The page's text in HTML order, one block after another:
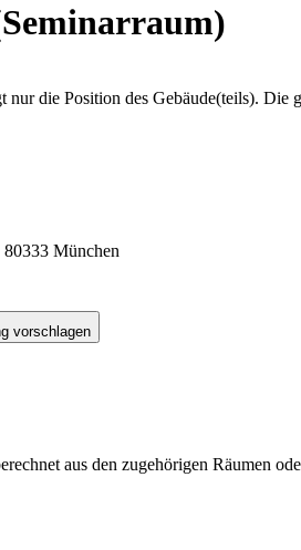
nur die Position des Gebäude(teils). Die
80333 München
vorschlagen
aus den zugehörigen Räumen